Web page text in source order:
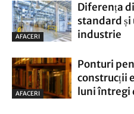
AFACERI
Diferența
standard
industrie
AFACERI
Ponturi
construcții
luni întregi